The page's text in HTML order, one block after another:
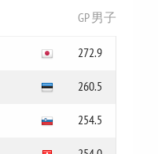
GP 男子
272.9
260.5
254.5